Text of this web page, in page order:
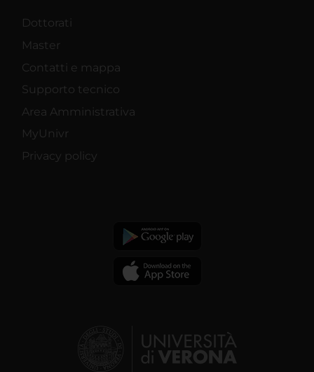
Dottorati
Master
Contatti e mappa
Supporto tecnico
Area Amministrativa
MyUnivr
Privacy policy